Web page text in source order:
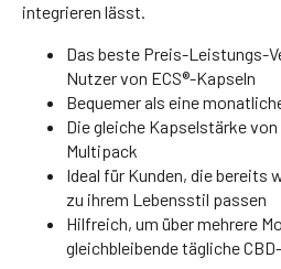
integrieren lässt.
Das beste Preis-Leistungs-
Nutzer von ECS®-Kapseln
Bequemer als eine
Die gleiche Kapselstärke
Multipack
Ideal für Kunden, die bereits
zu ihrem Lebensstil passen
Hilfreich, um über mehrere
gleichbleibende tägliche